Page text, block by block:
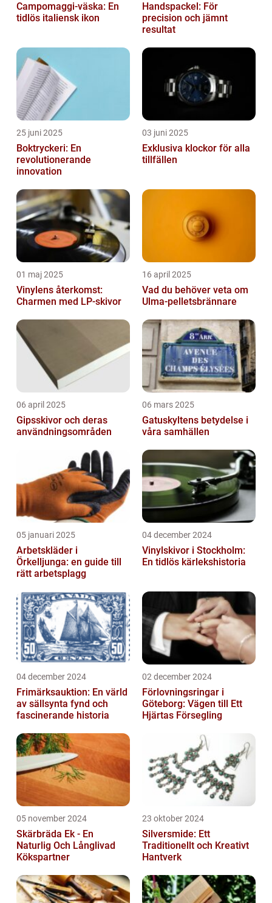
Campomaggi-väska: En
tidlös italiensk ikon
Handspackel: För
precision och jämnt
resultat
25 juni 2025
Boktryckeri: En
revolutionerande
innovation
03 juni 2025
Exklusiva klockor för alla
tillfällen
01 maj 2025
Vinylens återkomst:
Charmen med LP-skivor
16 april 2025
Vad du behöver veta om
Ulma-pelletsbrännare
06 april 2025
Gipsskivor och deras
användningsområden
06 mars 2025
Gatuskyltens betydelse i
våra samhällen
05 januari 2025
Arbetskläder i
Örkelljunga: en guide till
rätt arbetsplagg
04 december 2024
Vinylskivor i Stockholm:
En tidlös kärlekshistoria
04 december 2024
Frimärksauktion: En värld
av sällsynta fynd och
fascinerande historia
02 december 2024
Förlovningsringar i
Göteborg: Vägen till Ett
Hjärtas Försegling
05 november 2024
Skärbräda Ek - En
Naturlig Och Långlivad
Kökspartner
23 oktober 2024
Silversmide: Ett
Traditionellt och Kreativt
Hantverk